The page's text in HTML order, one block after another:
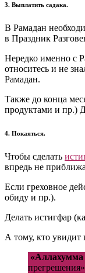
3. Выплатить садака.
В Рамадан
в Праздник
Нередко именно с
относитесь и не
Рамадан.
Также до конца
продуктами и пр.)
4. Покаяться.
Чтобы сделать
впредь не
Если греховное
обиду и пр.).
Делать истигфар
А тому, кто увидит
«Аллахумма